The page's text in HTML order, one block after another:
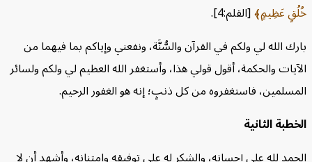
[القلم:4].
لي ولكم في القرآن والسُّنَّة، ونفعني وإياكم بما فيهما من
والحكمة، أقول قولي هذا، وأستغفر الله العظيم لي ولكم ولسائر
فاستغفروه من كل ذنبٍ؛ إنه هو الغفور الرحيم.
الثانية